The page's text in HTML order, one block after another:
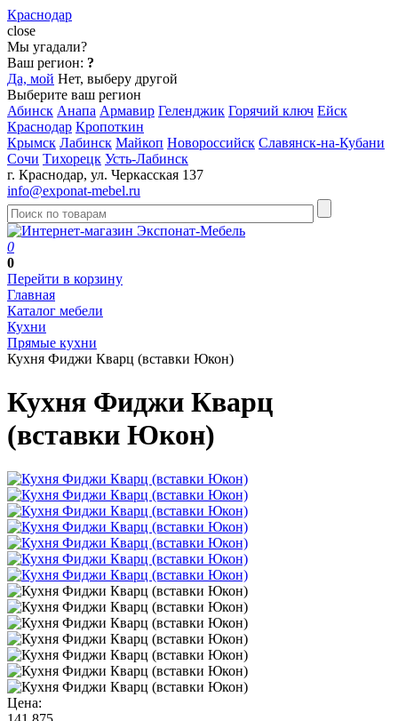
Краснодар
close
Мы угадали?
Ваш регион: ?
Да, мой Нет, выберу другой
Выберите ваш регион
Абинск Анапа Армавир Геленджик Горячий ключ Ейск
Краснодар Кропоткин
Крымск Лабинск Майкоп Новороссийск Славянск-на-Кубани
Сочи Тихорецк Усть-Лабинск
г. Краснодар, ул. Черкасская 137
info@exponat-mebel.ru
0
0
Перейти в корзину
Главная
Каталог мебели
Кухни
Прямые кухни
Кухня Фиджи Кварц (вставки Юкон)
Кухня Фиджи Кварц
(вставки Юкон)
Цена: